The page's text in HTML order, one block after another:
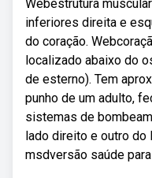
Webestrutura
inferiores direita e
do coração.
localizado abaixo do
de esterno). Tem
punho de um adulto,
sistemas de
lado direito e outro do
msdversão saúde